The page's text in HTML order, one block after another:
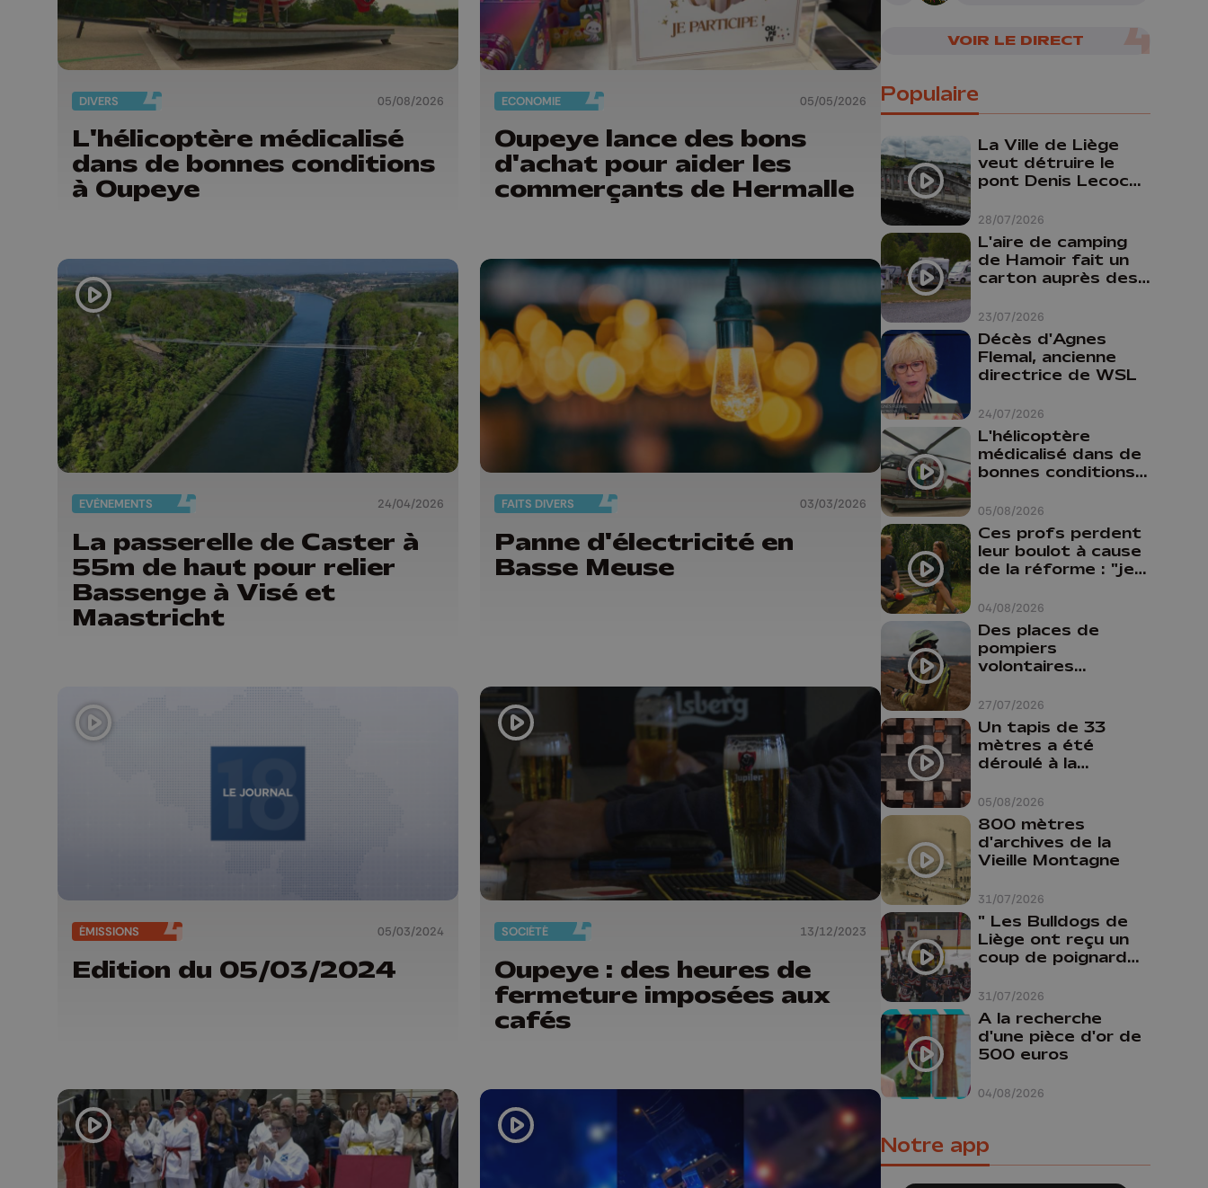
DIVERS 05/08/2026
L'hélicoptère médicalisé
dans de bonnes conditions
à Oupeye
ECONOMIE 05/05/2026
Oupeye lance des bons
d'achat pour aider les
commerçants de Hermalle
EVÈNEMENTS 24/04/2026
La passerelle de Caster à
55m de haut pour relier
Bassenge à Visé et
Maastricht
FAITS DIVERS 03/03/2026
Panne d'électricité en
Basse Meuse
ÉMISSIONS 05/03/2024
Edition du 05/03/2024
SOCIÉTÉ 13/12/2023
Oupeye : des heures de
fermeture imposées aux
cafés
VOIR LE DIRECT
Populaire
28/07/2026
La Ville de Liège
veut détruire le
pont Denis Lecocq
budget pour le
faire
23/07/2026
L'aire de camping
de Hamoir fait un
carton auprès des
24/07/2026
Décès d'Agnes
Flemal, ancienne
directrice de WSL
05/08/2026
L'hélicoptère
médicalisé dans de
bonnes conditions à
04/08/2026
Ces profs perdent
leur boulot à cause
de la réforme : "je
comme prof que
comme
pharmacienne"
27/07/2026
Des places de
pompiers
volontaires
province de Liège :
"Un citoyen qui
n'est formé ne
peut pas nous
aider"
05/08/2026
Un tapis de 33
mètres a été
déroulé à la
Liège
31/07/2026
800 mètres
d'archives de la
Vieille Montagne
31/07/2026
" Les Bulldogs de
Liège ont reçu un
coup de poignard
04/08/2026
A la recherche
d'une pièce d'or de
500 euros
Notre app